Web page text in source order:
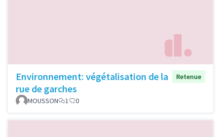
Environnement: végétalisation de la
rue de garches
Retenue
MOUSSON 1 0